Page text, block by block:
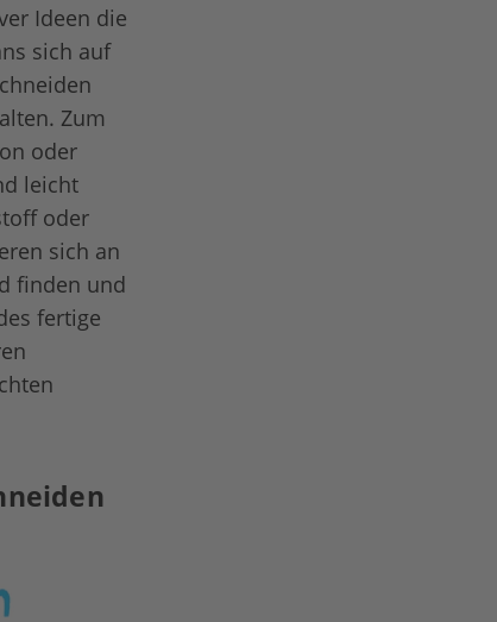
Ideen die
sich auf
Zum
oder
leicht
oder
sich an
finden und
fertige